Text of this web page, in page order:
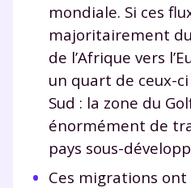
mondiale. Si ces
majoritairement
de l’Afrique vers
un quart de ceux-
Sud : la zone du
énormément de
pays sous-
Ces migrations ont